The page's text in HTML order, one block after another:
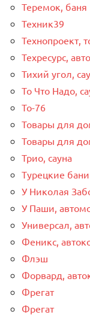
Теремок, баня
Техник39
Технопроект,
Техресурс,
Тихий угол,
То Что Надо,
То-76
Товары для
Товары для
Трио, сауна
Турецкие бани
У Николая
У Паши,
Универсал,
Феникс,
Флэш
Форвард,
Фрегат
Фрегат